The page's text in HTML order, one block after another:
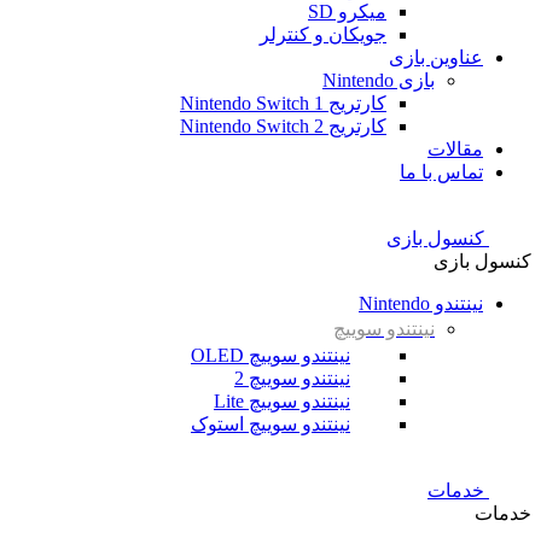
میکرو SD
جویکان و کنترلر
عناوین بازی
بازی Nintendo
کارتریج Nintendo Switch 1
کارتریج Nintendo Switch 2
مقالات
تماس با ما
کنسول بازی
کنسول بازی
نینتندو Nintendo
نینتندو سوییچ
نینتندو سوییچ OLED
نینتندو سوییچ 2
نینتندو سوییچ Lite
نینتندو سوییچ استوک
خدمات
خدمات